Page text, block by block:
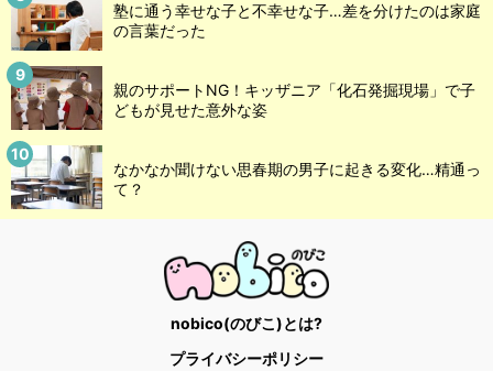
塾に通う幸せな子と不幸せな子…差を分けたのは家庭
の言葉だった
親のサポートNG！キッザニア「化石発掘現場」で子
どもが見せた意外な姿
なかなか聞けない思春期の男子に起きる変化…精通っ
て？
nobico(のびこ)とは?
プライバシーポリシー